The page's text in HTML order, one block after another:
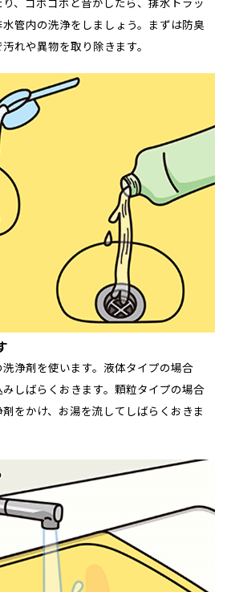
管内の洗浄をしましょう。まずは防臭
れや異物を取り除きます。
浄剤を使います。液体タイプの場合
しばらくおきます。顆粒タイプの場合
をかけ、お湯を流してしばらくおきま